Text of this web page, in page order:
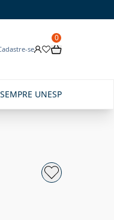
se
0
UNESP